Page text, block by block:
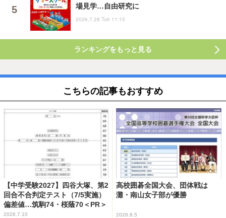
場見学…自由研究に
2026.7.28 Tue 11:15
ランキングをもっと見る
こちらの記事もおすすめ
【中学受験2027】四谷大塚、第2
回合不合判定テスト（7/5実施）
偏差値…筑駒74・桜蔭70＜PR＞
2026.7.10
高校囲碁全国大会、団体戦は
灘・南山女子部が優勝
2026.8.5